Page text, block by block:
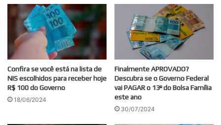
Confira se você está na lista de
NIS escolhidos para receber hoje
R$ 100 do Governo
18/06/2024
Finalmente APROVADO?
Descubra se o Governo Federal
vai PAGAR o 13º do Bolsa Família
este ano
30/07/2024